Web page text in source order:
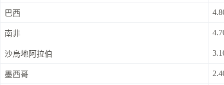
巴西
南非
沙烏地阿拉伯
墨西哥